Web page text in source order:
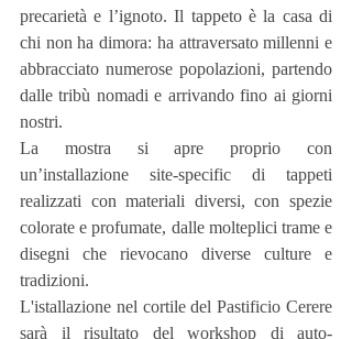
precarietà e l’ignoto. Il tappeto è la casa di
chi non ha dimora: ha attraversato millenni e
abbracciato numerose popolazioni, partendo
dalle tribù nomadi e arrivando fino ai giorni
nostri.
La mostra si apre proprio con
un’installazione site-specific di tappeti
realizzati con materiali diversi, con spezie
colorate e profumate, dalle molteplici trame e
disegni che rievocano diverse culture e
tradizioni.
L'istallazione nel cortile del Pastificio Cerere
sarà il risultato del workshop di auto-